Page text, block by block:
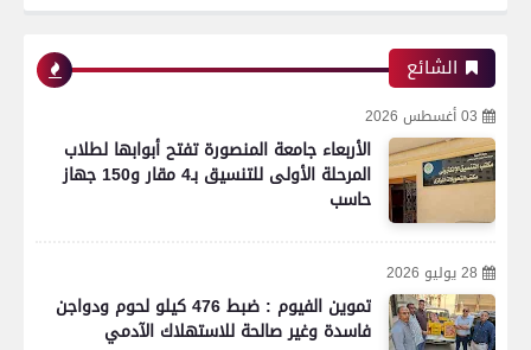
الشائع
03 أغسطس 2026
الأربعاء جامعة المنصورة تفتح أبوابها لطلاب
المرحلة الأولى للتنسيق بـ4 مقار و150 جهاز
حاسب
28 يوليو 2026
تموين الفيوم : ضبط 476 كيلو لحوم ودواجن
فاسدة وغير صالحة للاستهلاك الآدمي
اتحاد العاصمة الجزائرى بطلاً لكأس الكونفدرالية
الإفريقية للمرة الثانية في تاريخه
رياضة